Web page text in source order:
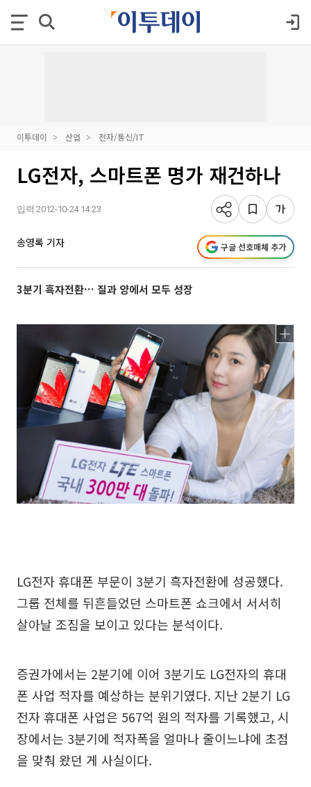
이투데이 산업 전자/통신/IT
LG전자, 스마트폰 명가 재건하나
입력 2012-10-24 14:23
송영록 기자 구글 선호매체 추가
3분기 흑자전환… 질과 양에서 모두 성장
LG전자 휴대폰 부문이 3분기 흑자전환에 성공했다.
그룹 전체를 뒤흔들었던 스마트폰 쇼크에서 서서히
살아날 조짐을 보이고 있다는 분석이다.
증권가에서는 2분기에 이어 3분기도 LG전자의 휴대
폰 사업 적자를 예상하는 분위기였다. 지난 2분기 LG
전자 휴대폰 사업은 567억 원의 적자를 기록했고, 시
장에서는 3분기에 적자폭을 얼마나 줄이느냐에 초점
을 맞춰 왔던 게 사실이다.